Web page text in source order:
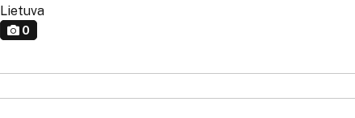
Lietuva
0